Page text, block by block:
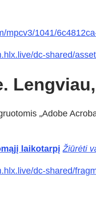
mpcv3/1041/
dc-shared/
„Adobe
laikotarpį Žiūrėti
dc-shared/